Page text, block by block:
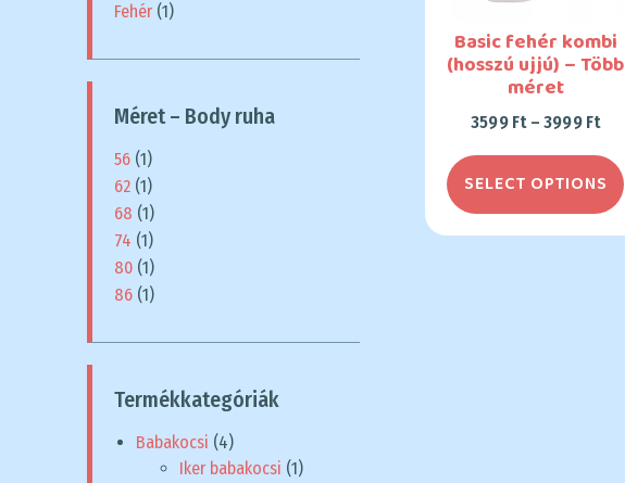
Fehér (1)
Méret – Body ruha
56 (1)
62 (1)
68 (1)
74 (1)
80 (1)
86 (1)
Termékkategóriák
Babakocsi (4)
Iker babakocsi (1)
Basic fehér kombi
(hosszú ujjú) – Több
méret
3599 Ft– 3999 Ft
SELECT OPTIONS